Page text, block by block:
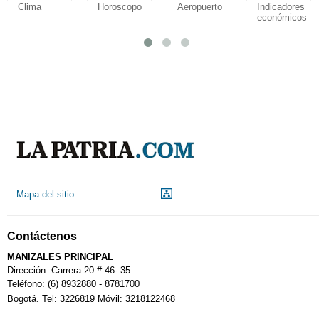
Clima Horoscopo Aeropuerto
Indicadores
económicos
Mapa del sitio
Contáctenos
MANIZALES PRINCIPAL
Dirección: Carrera 20 # 46- 35
Teléfono: (6) 8932880 - 8781700
Bogotá. Tel: 3226819 Móvil: 3218122468